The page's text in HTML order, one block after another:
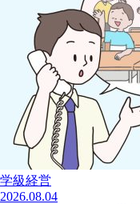
学級経営
2026.08.04